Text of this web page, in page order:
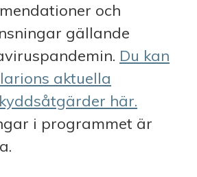
och
gällande
Du kan
aktuella
här.
i programmet är